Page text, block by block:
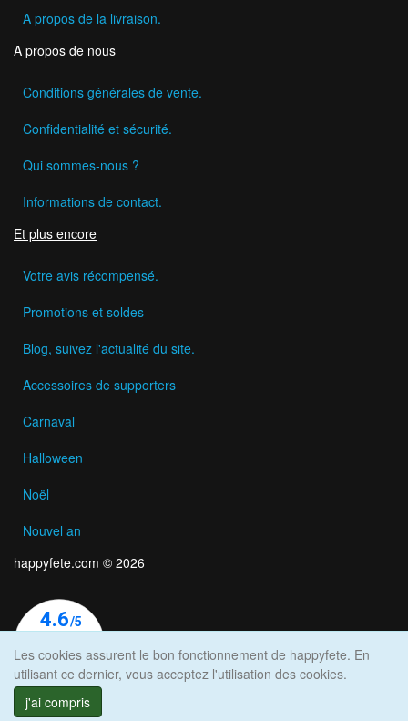
A propos de la livraison.
A propos de nous
Conditions générales de vente.
Confidentialité et sécurité.
Qui sommes-nous ?
Informations de contact.
Et plus encore
Votre avis récompensé.
Promotions et soldes
Blog, suivez l'actualité du site.
Accessoires de supporters
Carnaval
Halloween
Noël
Nouvel an
happyfete.com © 2026
Les cookies assurent le bon fonctionnement de happyfete. En
utilisant ce dernier, vous acceptez l'utilisation des cookies.
j'ai compris